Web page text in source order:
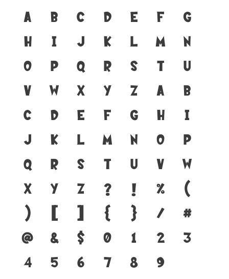
A B C D E F G
H I J K L M N
O P Q R S T U
V W X Y Z a b
c d e f g h i
j k l m n o p
q r s t u v w
x y z ? ! % (
) [ ] { } / #
@ & $ 0 1 2 3
4 5 6 7 8 9